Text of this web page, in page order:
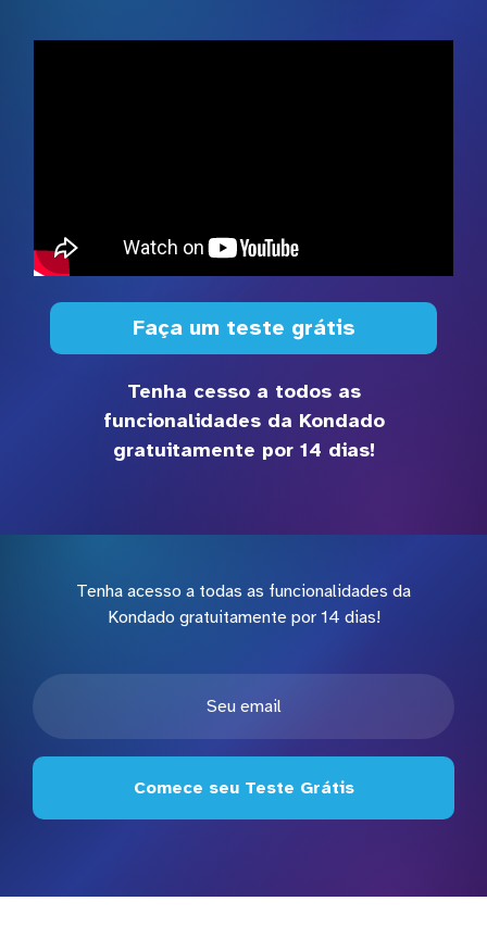
Faça um teste grátis
Tenha cesso a todos as
funcionalidades da Kondado
gratuitamente por 14 dias!
Tenha acesso a todas as funcionalidades da
Kondado gratuitamente por 14 dias!
Comece seu Teste Grátis